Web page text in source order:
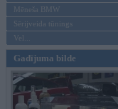
Mēneša BMW
Sērijveida tūnings
Vel...
Gadījuma bilde